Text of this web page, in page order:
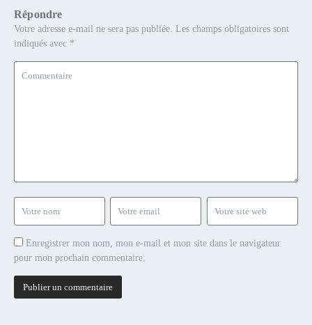
Répondre
Votre adresse e-mail ne sera pas publiée. Les champs obligatoires sont
indiqués avec *
Enregistrer mon nom, mon e-mail et mon site dans le navigateur
pour mon prochain commentaire.